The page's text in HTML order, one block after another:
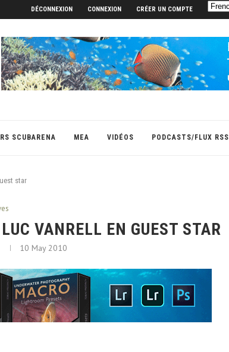
DÉCONNEXION CONNEXION CRÉER UN COMPTE
SCUBARENA MEA VIDÉOS PODCASTS/FLUX RSS
star
VANRELL EN GUEST STAR
10 May 2010